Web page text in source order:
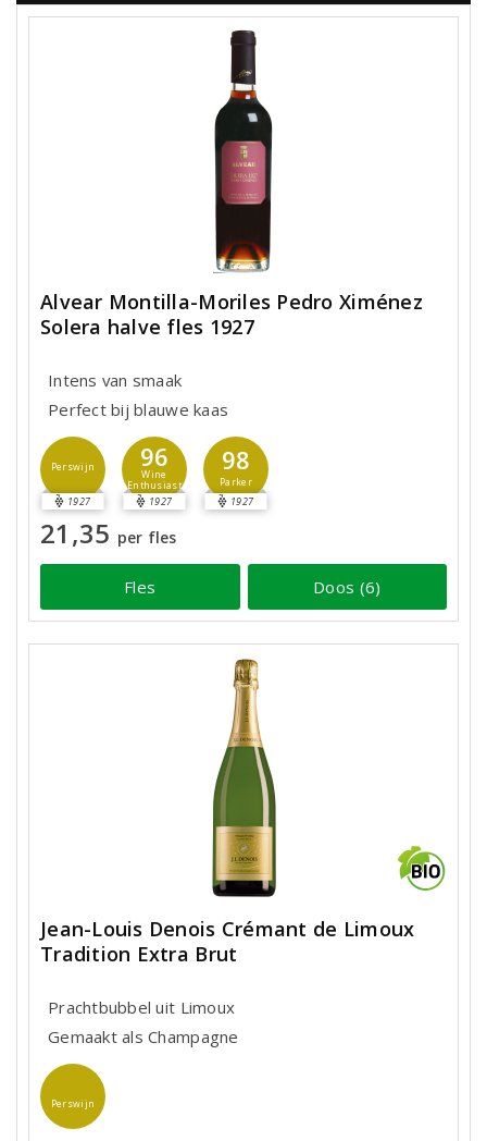
Alvear Montilla-Moriles Pedro Ximénez
Solera halve fles 1927
Intens van smaak
Perfect bij blauwe kaas
Perswijn
1927
96
Wine
Enthusiast
1927
98
Parker
1927
21,35 per fles
Fles Doos (6)
Jean-Louis Denois Crémant de Limoux
Tradition Extra Brut
Prachtbubbel uit Limoux
Gemaakt als Champagne
Perswijn